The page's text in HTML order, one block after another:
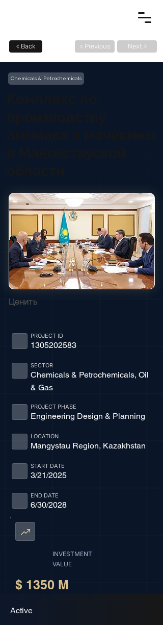
< Back < Previous Next >
Chemicals & Petrochemicals
Ценить
1305202583
PROJECT ID
Chemicals & Petrochemicals, Oil
& Gas
SECTOR
Engineering Design & Planning
PROJECT PHASE
Mangystau Region, Kazakhstan
LOCATION
3/21/2025
START DATE
6/30/2028
END DATE
INVESTMENT
VALUE
$ 1350 M
Active